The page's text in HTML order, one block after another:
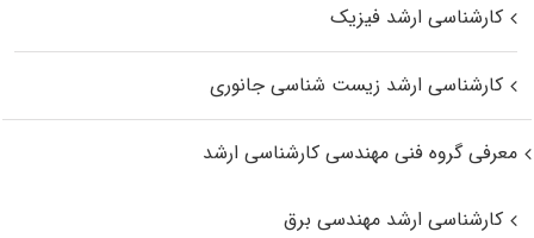
کارشناسی ارشد فیزیک
کارشناسی ارشد زیست‌ شناسی جانوری
معرفی گروه فنی مهندسی کارشناسی ارشد
کارشناسی ارشد مهندسی برق